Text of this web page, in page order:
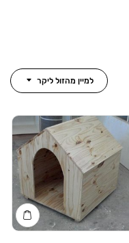
למיין מהזול ליקר